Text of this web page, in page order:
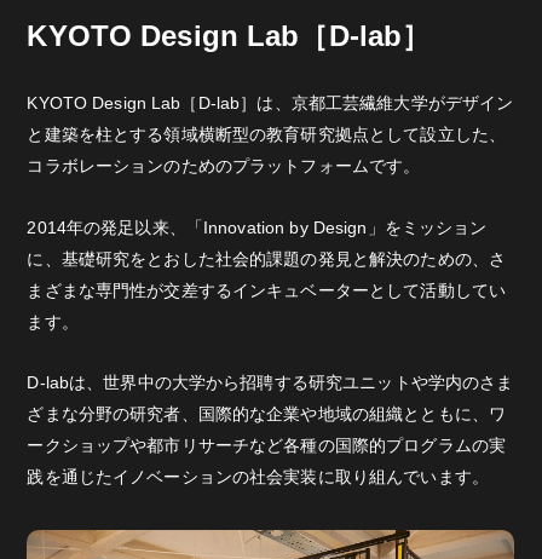
KYOTO Design Lab［D-lab］
KYOTO Design Lab［D-lab］は、京都工芸繊維大学がデザイン
と建築を柱とする領域横断型の教育研究拠点として設立した、
コラボレーションのためのプラットフォームです。
2014年の発足以来、「Innovation by Design」をミッション
に、基礎研究をとおした社会的課題の発見と解決のための、さ
まざまな専門性が交差するインキュベーターとして活動してい
ます。
D-labは、世界中の大学から招聘する研究ユニットや学内のさま
ざまな分野の研究者、国際的な企業や地域の組織とともに、ワ
ークショップや都市リサーチなど各種の国際的プログラムの実
践を通じたイノベーションの社会実装に取り組んでいます。